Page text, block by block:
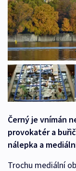
Černý je vnímán
provokatér a
nálepka a
Trochu mediální